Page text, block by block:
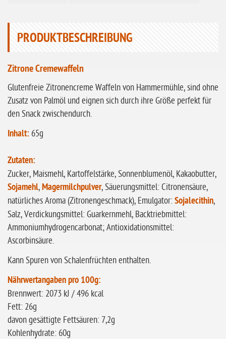
ohne Sellerie
glutenfrei
ohne
Sonnenblumen
ohne Palmöl
PRODUKTBESCHREIBUNG
Zitrone Cremewaffeln
Glutenfreie Zitronencreme Waffeln von Hammermühle, sind ohne
Zusatz von Palmöl und eignen sich durch ihre Größe perfekt für
den Snack zwischendurch.
Inhalt: 65g
Zutaten:
Zucker, Maismehl, Kartoffelstärke, Sonnenblumenöl, Kakaobutter,
Sojamehl,Magermilchpulver, Säuerungsmittel: Citronensäure,
natürliches Aroma (Zitronengeschmack), Emulgator:Sojalecithin,
Salz, Verdickungsmittel: Guarkernmehl, Backtriebmittel:
Ammoniumhydrogencarbonat; Antioxidationsmittel:
Ascorbinsäure.
Kann Spuren von Schalenfrüchten enthalten.
Nährwertangaben pro 100g:
Brennwert: 2073 kJ / 496 kcal
Fett: 26g
davon gesättigte Fettsäuren: 7,2g
Kohlenhydrate: 60g